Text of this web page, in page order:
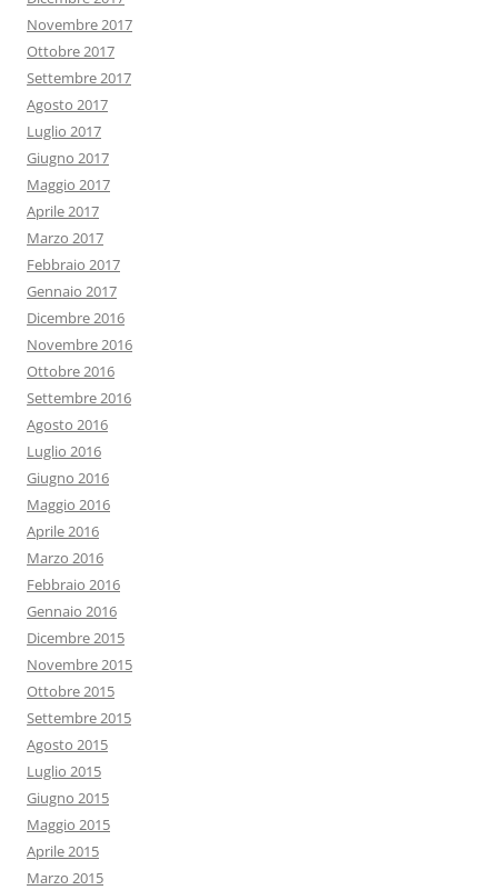
Novembre 2017
Ottobre 2017
Settembre 2017
Agosto 2017
Luglio 2017
Giugno 2017
Maggio 2017
Aprile 2017
Marzo 2017
Febbraio 2017
Gennaio 2017
Dicembre 2016
Novembre 2016
Ottobre 2016
Settembre 2016
Agosto 2016
Luglio 2016
Giugno 2016
Maggio 2016
Aprile 2016
Marzo 2016
Febbraio 2016
Gennaio 2016
Dicembre 2015
Novembre 2015
Ottobre 2015
Settembre 2015
Agosto 2015
Luglio 2015
Giugno 2015
Maggio 2015
Aprile 2015
Marzo 2015